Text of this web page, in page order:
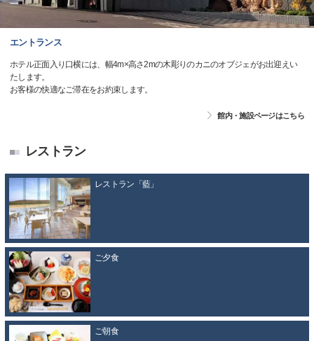
エントランス
ホテル正面入り口横には、幅4m×高さ2mの木彫りのカニのオブジェがお出迎えい
たします。
お客様の快適なご滞在をお約束します。
館内・施設ページはこちら
レストラン
レストラン「藍」
ご夕食
ご朝食